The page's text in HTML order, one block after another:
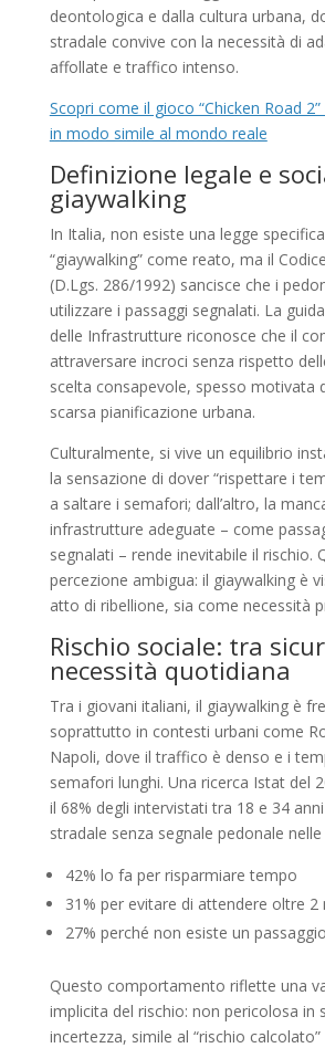
deontologica e dalla cultura urbana,
stradale convive con la necessità di
affollate e traffico intenso.
Scopri come il gioco “Chicken Road
in modo simile al mondo reale
Definizione legale e
giaywalking
In Italia, non esiste una legge
“giaywalking” come reato, ma il
(D.Lgs. 286/1992) sancisce che i
utilizzare i passaggi segnalati. La
delle Infrastrutture riconosce che il
attraversare incroci senza rispetto
scelta consapevole, spesso motivata
scarsa pianificazione urbana.
Culturalmente, si vive un equilibrio
la sensazione di dover “rispettare i
a saltare i semafori; dall’altro, la
infrastrutture adeguate – come
segnalati – rende inevitabile il rischio.
percezione ambigua: il giaywalking è
atto di ribellione, sia come necessità
Rischio sociale: tra
necessità quotidiana
Tra i giovani italiani, il giaywalking è
soprattutto in contesti urbani come
Napoli, dove il traffico è denso e i
semafori lunghi. Una ricerca Istat del
il 68% degli intervistati tra 18 e 34
stradale senza segnale pedonale
42% lo fa per risparmiare tempo
31% per evitare di attendere oltre 2
27% perché non esiste un
Questo comportamento riflette una
implicita del rischio: non pericolosa in
incertezza, simile al “rischio calcolato”